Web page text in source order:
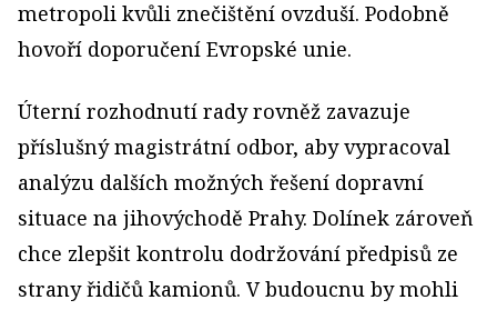
metropoli kvůli znečištění ovzduší. Podobně
hovoří doporučení Evropské unie.
Úterní rozhodnutí rady rovněž zavazuje
příslušný magistrátní odbor, aby vypracoval
analýzu dalších možných řešení dopravní
situace na jihovýchodě Prahy. Dolínek zároveň
chce zlepšit kontrolu dodržování předpisů ze
strany řidičů kamionů. V budoucnu by mohli